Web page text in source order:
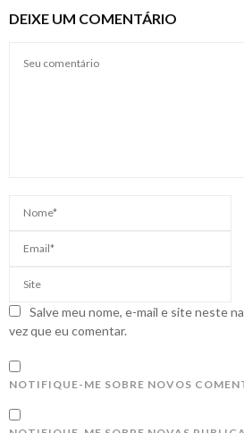
DEIXE UM COMENTÁRIO
Salve meu nome, e-mail e site neste
vez que eu comentar.
NOTIFIQUE-ME SOBRE NOVOS